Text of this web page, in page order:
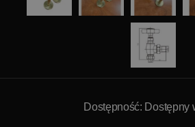
Dostępność: Dostępny